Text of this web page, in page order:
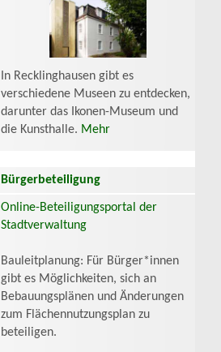
In Recklinghausen gibt es
verschiedene Museen zu entdecken,
darunter das Ikonen-Museum und
die Kunsthalle. Mehr
Bürgerbeteiligung
Online-Beteiligungsportal der
Stadtverwaltung
Bauleitplanung: Für Bürger*innen
gibt es Möglichkeiten, sich an
Bebauungsplänen und Änderungen
zum Flächennutzungsplan zu
beteiligen.